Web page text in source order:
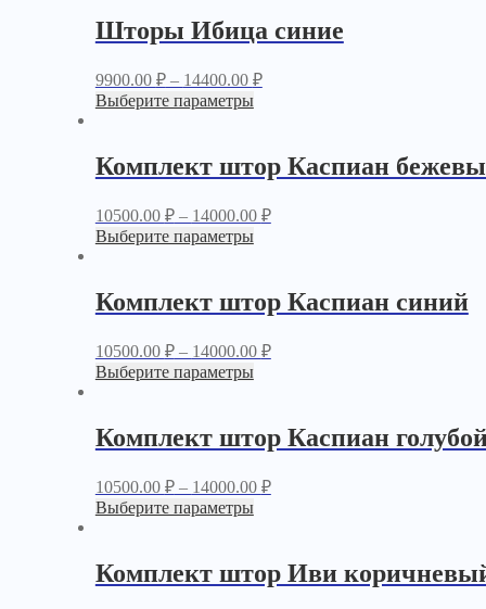
Шторы Ибица синие
9900.00 ₽– 14400.00 ₽
Выберите параметры
Комплект штор Каспиан
10500.00 ₽– 14000.00 ₽
Выберите параметры
Комплект штор Каспиан синий
10500.00 ₽– 14000.00 ₽
Выберите параметры
Комплект штор Каспиан
10500.00 ₽– 14000.00 ₽
Выберите параметры
Комплект штор Иви